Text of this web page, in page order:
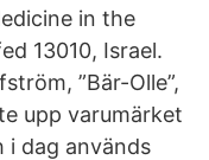
in the
13010, Israel.
”Bär-Olle”,
upp varumärket
i dag används